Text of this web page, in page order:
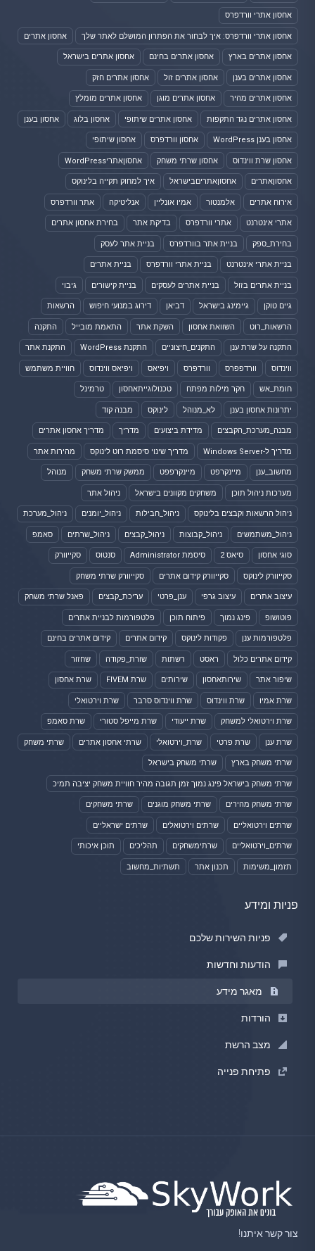
אחסון אתרי וורדפרס
אחסון אתרי וורדפרס: איך לבחור את הפתרון המושלם לאתר שלך אחסון אתרים
אחסון אתרים בארץ אחסון אתרים בחינם אחסון אתרים בישראל
אחסון אתרים בענן אחסון אתרים זול אחסון אתרים חזק
אחסון אתרים מהיר אחסון אתרים מוגן אחסון אתרים מומלץ
אחסון אתרים נגד התקפות אחסון אתרים שיתופי אחסון בלוג אחסון בענן
אחסון בענן WordPress אחסון וורדפרס אחסון שיתופי
אחסון שרת ווינדוס אחסון שרתי משחק אחסוןאתריWordPress
אחסוןאתרים אחסוןאתריםבישראל איך למחוק תקייה בלינוקס
אירוח אתרים אלמנטור אמיו אונליין אנליטיקה אתר וורדפרס
אתרי אינטרנט אתרי וורדפרס בדיקת אתר בחירת אחסון אתרים
בחירת_ספק בניית אתר בוורדפרס בניית אתר לעסק
בניית אתרי אינטרנט בניית אתרי וורדפרס בניית אתרים
בניית אתרים בזול בניית אתרים לעסקים בניית קישורים גיבוי
גיים טוקן גיימינג בישראל דביאן דירוג במנועי חיפוש הרשאות
הרשאות_רוט השוואת אחסון השקת אתר התאמת מובייל התקנה
התקנה על שרת ענן התקנים_חיצוניים התקנת WordPress התקנת אתר
ווינדוס וורדפפרס וורדפרס ויפיאס ויפיאס ווינדוס חוויית משתמש
חומת_אש חקר מילות מפתח טכנולוגייתאחסון טרמינל
יתרונות אחסון בענן לא_מנוהל לינוקס מבנה קוד
מבנה_מערכת_הקבצים מדידת ביצועים מדריך מדריך אחסון אתרים
מדריך ל-Windows Server מדריך שינוי סיסמת רוט לינוקס מהירות אתר
מחשוב_ענן מיינקרפט מיינקרפפט ממשק שרתי משחק מנוהל
מערכות ניהול תוכן משחקים מקוונים בישראל ניהול אתר
ניהול הרשאות וקבצים בלינוקס ניהול_חבילות ניהול_יומנים ניהול_מערכת
ניהול_משתמשים ניהול_קבוצות ניהול_קבצים ניהול_שרתים סאמפ
סוגי אחסון סיאס 2 סיסמת Administrator סנטוס סקייוורק
סקייוורק לינוקס סקייוורק קידום אתרים סקייוורק שרתי משחק
עיצוב אתרים עיצוב גרפי ענן_פרטי עריכת_קבצים פאנל שרתי משחק
פוטושופ פינג נמוך פיתוח תוכן פלטפורמות לבניית אתרים
פלטפורמות ענן פקודות לינוקס קידום אתרים קידום אתרים בחינם
קידום אתרים כלול ראסט רשתות שורת_פקודה שחזור
שיפור אתר שירותאחסון שירותים שרת FIVEM שרת אחסון
שרת אמיו שרת ווינדוס שרת ווינדוס סרבר שרת וירטואלי
שרת וירטואלי למשחק שרת ייעודי שרת מייפל סטורי שרת סאמפ
שרת ענן שרת פרטי שרת_וירטואלי שרתי אחסון אתרים שרתי משחק
שרתי משחק בארץ שרתי משחק בישראל
שרתי משחק בישראל פינג נמוך זמן תגובה מהיר חוויית משחק יציבה תמיכ
שרתי משחק מהירים שרתי משחק מוגנים שרתי משחקים
שרתים וירטואליים שרתים וירטואלים שרתים ישראליים
שרתים_וירטואליים שרתימשחקים תהליכים תוכן איכותי
תזמון_משימות תכנון אתר תשתיות_מחשוב
פניות ומידע
פניות השירות שלכם
הודעות וחדשות
מאגר מידע
הורדות
מצב הרשת
פתיחת פנייה
צור קשר איתנו!